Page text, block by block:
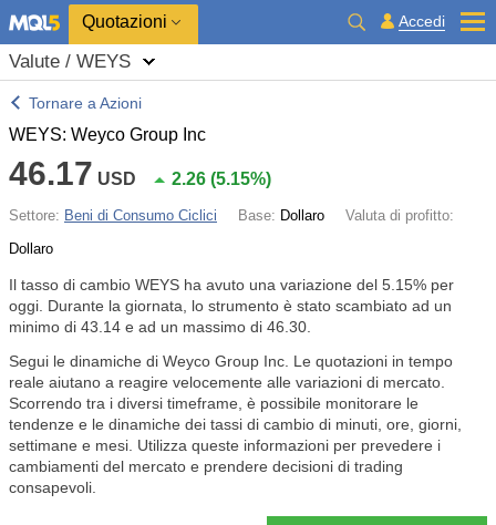
Quotazioni Accedi
Valute / WEYS
Tornare a Azioni
WEYS: Weyco Group Inc
46.17 USD 2.26 (5.15%)
Settore: Beni di Consumo Ciclici Base: Dollaro
Valuta di profitto:
Dollaro
Il tasso di cambio WEYS ha avuto una variazione del 5.15% per
oggi. Durante la giornata, lo strumento è stato scambiato ad un
minimo di 43.14 e ad un massimo di 46.30.
Segui le dinamiche di Weyco Group Inc. Le quotazioni in tempo
reale aiutano a reagire velocemente alle variazioni di mercato.
Scorrendo tra i diversi timeframe, è possibile monitorare le
tendenze e le dinamiche dei tassi di cambio di minuti, ore, giorni,
settimane e mesi. Utilizza queste informazioni per prevedere i
cambiamenti del mercato e prendere decisioni di trading
consapevoli.